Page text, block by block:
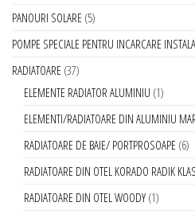
PANOURI SOLARE 5
POMPE SPECIALE PENTRU INCARCARE
RADIATOARE 37
ELEMENTE RADIATOR ALUMINIU 1
ELEMENTI/RADIATOARE DIN ALUMINIU
RADIATOARE DE BAIE/ PORTPROSOAPE 6
RADIATOARE DIN OTEL KORADO RADIK
RADIATOARE DIN OTEL WOODY 1